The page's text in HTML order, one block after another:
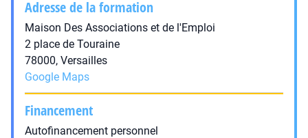
Adresse de la formation
Maison Des Associations et de l'Emploi
2 place de Touraine
78000, Versailles
Google Maps
Financement
Autofinancement personnel